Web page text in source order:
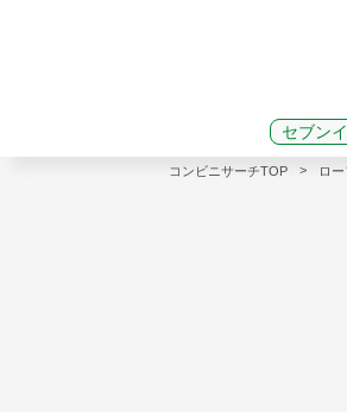
セブン
コンビニサーチTOP > ロ